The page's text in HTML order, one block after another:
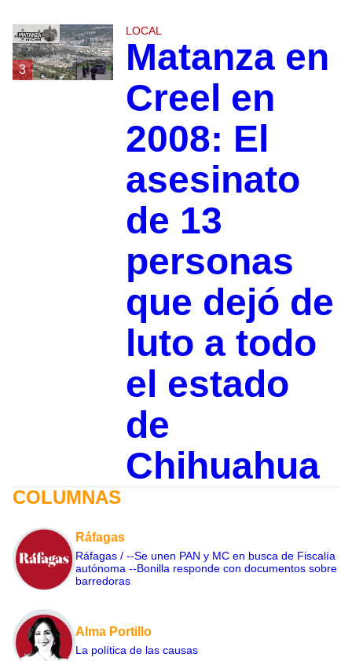
3
LOCAL
Matanza en
Creel en
2008: El
asesinato
de 13
personas
que dejó de
luto a todo
el estado
de
Chihuahua
COLUMNAS
Ráfagas
Ráfagas / --Se unen PAN y MC en busca de Fiscalía
autónoma --Bonilla responde con documentos sobre
barredoras
Alma Portillo
La política de las causas